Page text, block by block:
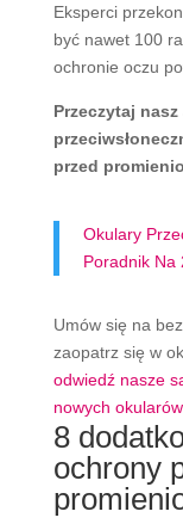
Eksperci
być nawet 100
ochronie oczu
Przeczytaj
przed
Okulary
Poradnik Na
Umów się na
zaopatrz się w
odwiedź nasze
nowych
8
ochrony